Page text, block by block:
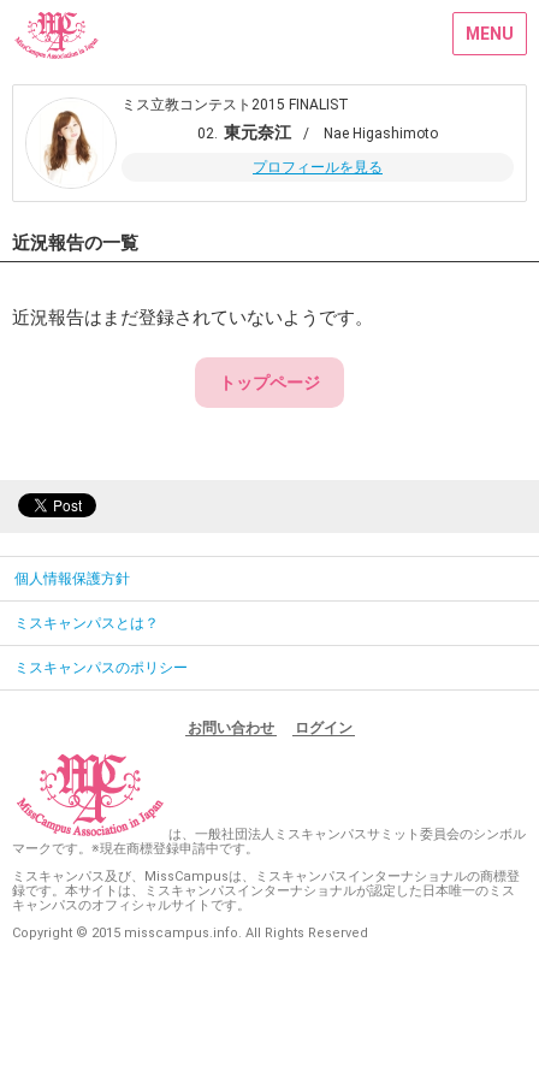
MENU
ミス立教コンテスト2015 FINALIST
02. 東元奈江
/ Nae Higashimoto
プロフィールを見る
近況報告の一覧
近況報告はまだ登録されていないようです。
トップページ
個人情報保護方針
ミスキャンパスとは？
ミスキャンパスのポリシー
お問い合わせ ログイン
は、一般社団法人ミスキャンパスサミット委員会のシンボル
マークです。※現在商標登録申請中です。
ミスキャンパス及び、MissCampusは、ミスキャンパスインターナショナルの商標登
録です。本サイトは、ミスキャンパスインターナショナルが認定した日本唯一のミス
キャンパスのオフィシャルサイトです。
Copyright © 2015 misscampus.info. All Rights Reserved